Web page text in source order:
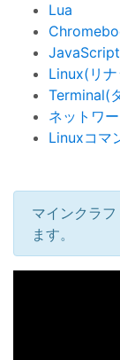
Lua
Linux(リナ
Terminal(
ネットワ
Linuxコマ
マインクラ
ます。